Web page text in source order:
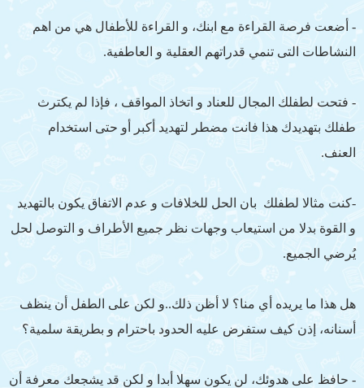
- أضعت فرصة القراءة مع ابنك، و القراءة للأطفال هي من اهم
النشاطات التى تنمي قدراتهم العقلية و العاطفية.
- فتحت لطفلك المجال للعناد و اتخاذ المواقف ، فإذا لم يكترث
طفلك بتهديدك هذا فانت مضطر لتهديد أكبر أو حتى استخدام
العنف.
-كنت مثالا لطفلك بان الحل للخلافات و عدم الاتفاق يكون بالتهديد
و القوة بدلا من استيعاب وجهات نظر جميع الأطراف و التوصل لحل
يُرضي الجميع.
هل هذا ما يريده أي منا؟ لا أظن ذلك..و لكن على الطفل أن ينظف
أسنانه، إذن كيف ستفرض عليه الحدود باحترام و بطريقة سلمية؟
- حافظ على هدوئك، لن يكون سهلا أبدا و لكن قد يشجعك معرفة أن